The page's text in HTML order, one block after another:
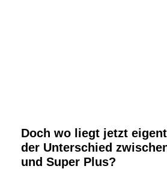
Doch wo liegt jetzt
der Unterschied
und Super Plus?